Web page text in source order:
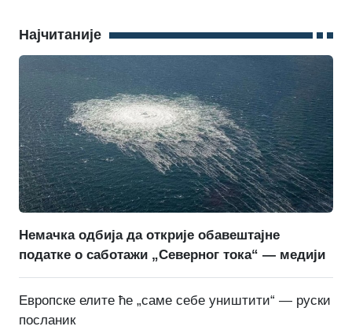
Најчитаније
Немачка одбија да открије обавештајне
податке о саботажи „Северног тока“ — медији
Европске елите ће „саме себе уништити“ — руски
посланик